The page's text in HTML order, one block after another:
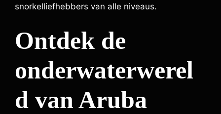
snorkelliefhebbers van alle niveaus.
Ontdek de
onderwaterwerel
d van Aruba